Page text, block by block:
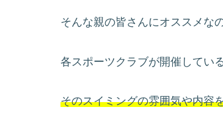
そんな親の皆さんにオススメな
各スポーツクラブが開催してい
そのスイミングの雰囲気や内容